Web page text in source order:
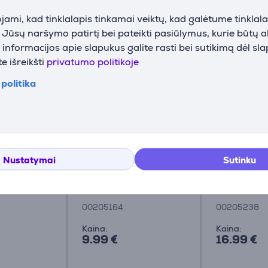
kad tinklalapis tinkamai veiktų, kad galėtume
naršymo patirtį bei pateikti pasiūlymus, kurie būtų
apie slapukus galite rasti bei sutikimą dėl
išreikšti privatumo politikoje
politika
Nustatymai Sutinku
Priedai
Video
Adapteris Avinity High
00205164
Kaina:
9.99 €
Laidas
- 00205238
00205238
Kaina:
16.99 €